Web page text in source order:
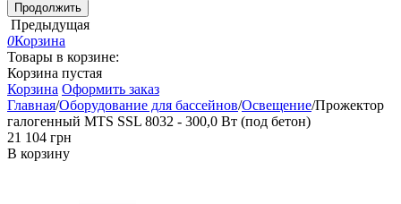
Продолжить
Предыдущая
0Корзина
Товары в корзине:
Корзина пустая
Корзина Оформить заказ
Главная/Оборудование для бассейнов/Освещение/Прожектор
галогенный MTS SSL 8032 - 300,0 Вт (под бетон)
‍21 104‍ грн
В корзину